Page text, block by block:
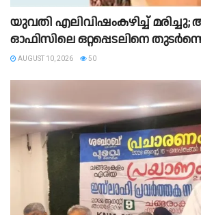
യുവതി എലിവിഷംകഴിച്ച്
ഓഫിസിലെ ഒറ്റപ്പെടലിനെ
AUGUST 10, 2026 50